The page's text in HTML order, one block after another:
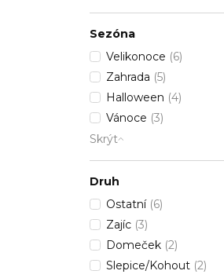
Sezóna
Velikonoce (6)
Zahrada (5)
Halloween (4)
Vánoce (3)
Skrýt
Druh
Ostatní (6)
Zajíc (3)
Domeček (2)
Slepice/Kohout (2)